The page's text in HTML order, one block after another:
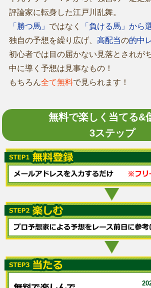
評論家に転身した江戸川乱舞。
「勝つ馬」 ではなく 「負ける馬」から
独自の予想を繰り広げ、 高配当の的中
初心者では目の届かない見落とされが
中に導く予想は見事なもの！
もちろん全て無料で見られます！
無料で楽しく当てる&
3ステップ